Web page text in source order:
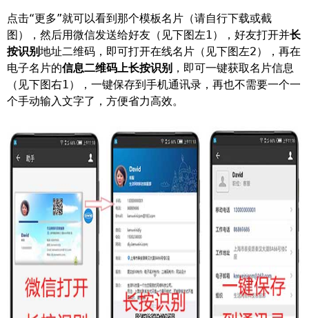
点击“更多”就可以看到那个模板名片（请自行下载或截
图），然后用微信发送给好友（见下图左1），好友打开并长
按识别地址二维码，即可打开在线名片（见下图左2），再在
电子名片的信息二维码上长按识别 ，即可一键获取名片信息
（见下图右1），一键保存到手机通讯录，再也不需要一个一
个手动输入文字了，方便省力高效。